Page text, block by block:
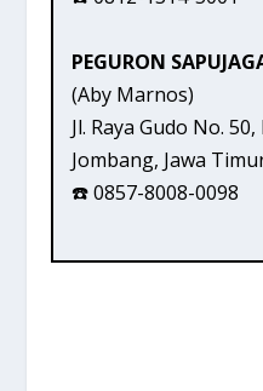
PEGURON
(Aby Marnos)
Jl. Raya Gudo No.
Jombang, Jawa
☎️ 0857-8008-0098